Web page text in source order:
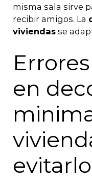
misma sala sirve
recibir amigos. La
viviendas se
en